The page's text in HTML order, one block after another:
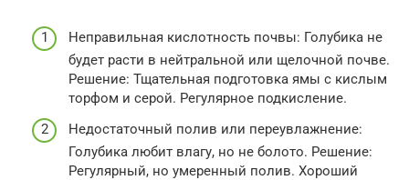
Неправильная кислотность почвы: Голубика не
будет расти в нейтральной или щелочной почве.
Решение: Тщательная подготовка ямы с кислым
торфом и серой. Регулярное подкисление.
Недостаточный полив или переувлажнение:
Голубика любит влагу, но не болото. Решение:
Регулярный, но умеренный полив. Хороший